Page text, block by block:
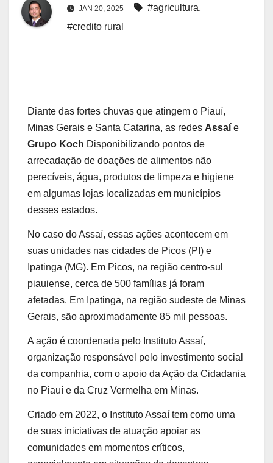
JAN 20, 2025 #agricultura,
#credito rural
Diante das fortes chuvas que atingem o Piauí,
Minas Gerais e Santa Catarina, as redes Assaí e
Grupo Koch Disponibilizando pontos de
arrecadação de doações de alimentos não
perecíveis, água, produtos de limpeza e higiene
em algumas lojas localizadas em municípios
desses estados.
No caso do Assaí, essas ações acontecem em
suas unidades nas cidades de Picos (PI) e
Ipatinga (MG). Em Picos, na região centro-sul
piauiense, cerca de 500 famílias já foram
afetadas. Em Ipatinga, na região sudeste de Minas
Gerais, são aproximadamente 85 mil pessoas.
A ação é coordenada pelo Instituto Assaí,
organização responsável pelo investimento social
da companhia, com o apoio da Ação da Cidadania
no Piauí e da Cruz Vermelha em Minas.
Criado em 2022, o Instituto Assaí tem como uma
de suas iniciativas de atuação apoiar as
comunidades em momentos críticos,